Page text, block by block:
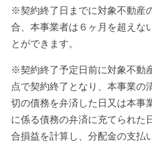
※契約終了日までに対象不動産
合、本事業者は６ヶ月を超えな
とができます。
※契約終了予定日前に対象不動
点で契約終了となり、本事業の
切の債務を弁済した日又は本事
に係る債務の弁済に充てられた
合損益を計算し、分配金の支払